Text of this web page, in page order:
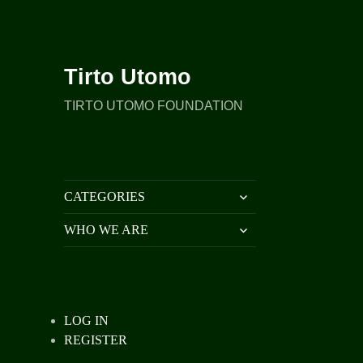
Tirto Utomo
TIRTO UTOMO FOUNDATION
CATEGORIES
WHO WE ARE
LOG IN
REGISTER